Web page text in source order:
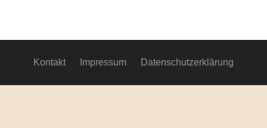
Kontakt Impressum Datenschutzerklärung